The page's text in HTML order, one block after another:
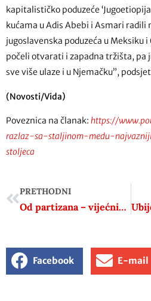
kapitalističko poduzeće
kućama u Adis Abebi i Asmari radili
jugoslavenska poduzeća u Meksiku
počeli otvarati i zapadna tržišta, pa
sve više ulaze i u Njemačku”,
(Novosti/Vida)
Poveznica na članak: https://
razlaz-sa-staljinom-medu-
stoljeca
PRETHODNI
Od partizana – vijećnika ZAVNOH-a do predsjednika Skupštine RSIZ-a vodoprivrede i Sabora SRH
Facebook E-mail